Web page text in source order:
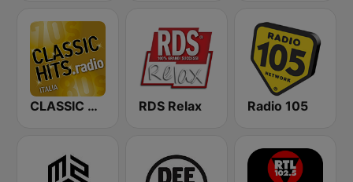
CLASSIC HITS anni 70 80 90 RDS Relax Radio 105